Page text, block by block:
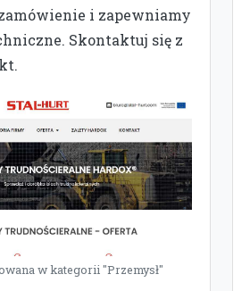
i zapewniamy
Skontaktuj się z
w kategorii "Przemysł"